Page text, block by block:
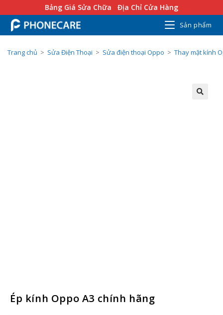
Bảng Giá Sửa Chữa Địa Chỉ Cửa Hàng
Sản phẩm
Trang chủ > Sửa Điện Thoại > Sửa điện thoại Oppo > Thay mặt kính
Ép kính Oppo A3 chính hãng